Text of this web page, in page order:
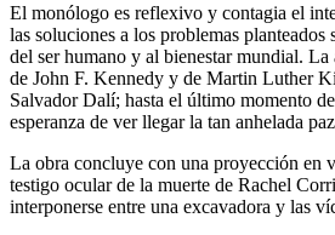
El monólogo es reflexivo y contagia el
las soluciones a los problemas planteados
del ser humano y al bienestar mundial.
de John F. Kennedy y de Martin Luther
Salvador Dalí; hasta el último momento
esperanza de ver llegar la tan anhelada
La obra concluye con una proyección en
testigo ocular de la muerte de Rachel
interponerse entre una excavadora y las